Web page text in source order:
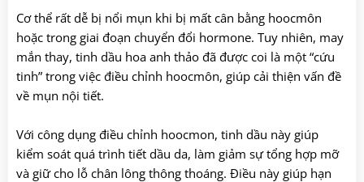
Cơ thể rất dễ bị nổi mụn khi bị mất cân bằng hoocmôn
hoặc trong giai đoạn chuyển đổi hormone. Tuy nhiên, may
mắn thay, tinh dầu hoa anh thảo đã được coi là một “cứu
tinh” trong việc điều chỉnh hoocmôn, giúp cải thiện vấn đề
về mụn nội tiết.
Với công dụng điều chỉnh hoocmon, tinh dầu này giúp
kiểm soát quá trình tiết dầu da, làm giảm sự tổng hợp mỡ
và giữ cho lỗ chân lông thông thoáng. Điều này giúp hạn